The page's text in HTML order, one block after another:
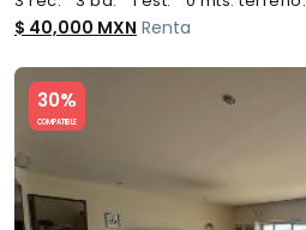
$ 40,000 MXN Renta
30%
COMPATIBLE
Slide 1 of 5